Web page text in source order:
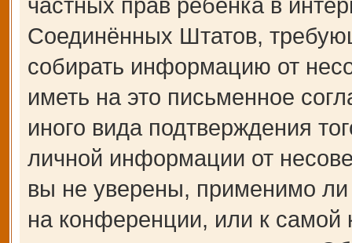
Соединённых Штатов,
собирать информацию от
иметь на это письменное
иного вида подтверждения
личной информации от
вы не уверены, применимо ли
на конференции, или к самой